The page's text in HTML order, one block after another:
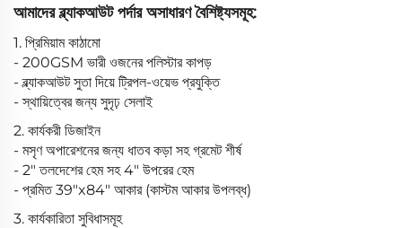
আমাদের ব্ল্যাকআউট পর্দার অসাধারণ বৈশিষ্ট্যসমূহ:
1. প্রিমিয়াম কাঠামো
- 200GSM ভারী ওজনের পলিস্টার কাপড়
- ব্ল্যাকআউট সুতা দিয়ে ট্রিপল-ওয়েভ প্রযুক্তি
- স্থায়িত্বের জন্য সুদৃঢ় সেলাই
2. কার্যকরী ডিজাইন
- মসৃণ অপারেশনের জন্য ধাতব কড়া সহ গ্রমেট শীর্ষ
- 2" তলদেশের হেম সহ 4" উপরের হেম
- প্রমিত 39"x84" আকার (কাস্টম আকার উপলব্ধ)
3. কার্যকারিতা সুবিধাসমূহ